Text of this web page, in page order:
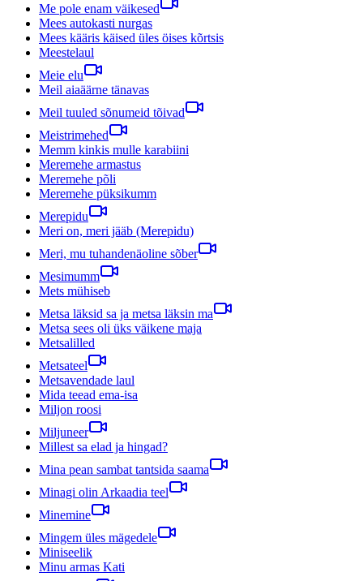
Me pole enam väikesed
Mees autokasti nurgas
Mees kääris käised üles öises kõrtsis
Meestelaul
Meie elu
Meil aiaäärne tänavas
Meil tuuled sõnumeid tõivad
Meistrimehed
Memm kinkis mulle karabiini
Meremehe armastus
Meremehe põli
Meremehe püksikumm
Merepidu
Meri on, meri jääb (Merepidu)
Meri, mu tuhandenäoline sõber
Mesimumm
Mets mühiseb
Metsa läksid sa ja metsa läksin ma
Metsa sees oli üks väikene maja
Metsalilled
Metsateel
Metsavendade laul
Mida teead ema-isa
Miljon roosi
Miljuneer
Millest sa elad ja hingad?
Mina pean sambat tantsida saama
Minagi olin Arkaadia teel
Minemine
Mingem üles mägedele
Miniseelik
Minu armas Kati